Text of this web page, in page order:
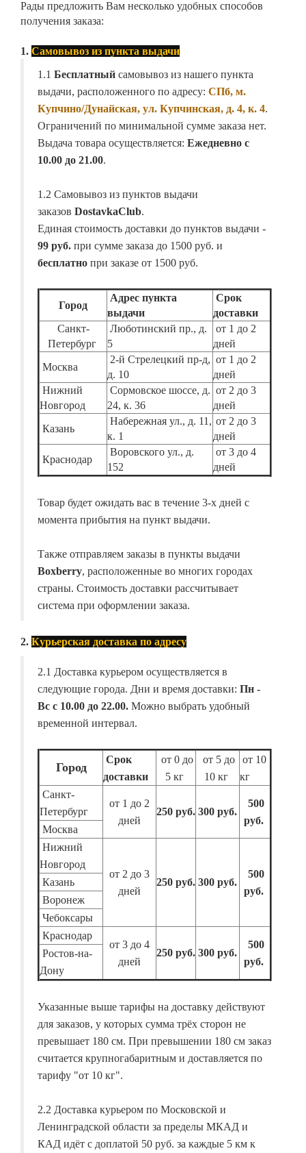
Рады предложить Вам несколько удобных способов
получения заказа:
1. Самовывоз из пункта выдачи
1.1 Бесплатный самовывоз из нашего пункта
выдачи, расположенного по адресу: СПб, м.
Купчино/Дунайская, ул. Купчинская, д. 4, к. 4.
Ограничений по минимальной сумме заказа нет.
Выдача товара осуществляется: Ежедневно с
10.00 до 21.00.
1.2 Самовывоз из пунктов выдачи
заказов DostavkaClub.
Единая стоимость доставки до пунктов выдачи -
99 руб. при сумме заказа до 1500 руб. и
бесплатно при заказе от 1500 руб.
Город
Адрес пункта
выдачи
Срок
доставки
Санкт-
Петербург
Люботинский пр., д.
5
от 1 до 2
дней
Москва
2-й Стрелецкий пр-д,
д. 10
от 1 до 2
дней
Нижний
Новгород
Сормовское шоссе, д.
24, к. 36
от 2 до 3
дней
Казань
Набережная ул., д. 11,
к. 1
от 2 до 3
дней
Краснодар
Воровского ул., д.
152
от 3 до 4
дней
Товар будет ожидать вас в течение 3-х дней с
момента прибытия на пункт выдачи.
Также отправляем заказы в пункты выдачи
Boxberry, расположенные во многих городах
страны. Стоимость доставки рассчитывает
система при оформлении заказа.
2. Курьерская доставка по адресу
2.1 Доставка курьером осуществляется в
следующие города. Дни и время доставки: Пн -
Вс с 10.00 до 22.00. Можно выбрать удобный
временной интервал.
Город
Срок
доставки
от 0 до
5 кг
от 5 до
10 кг
от 10
кг
Санкт-
Петербург
от 1 до 2
дней
250 руб. 300 руб.
500
руб.
Москва
Нижний
Новгород
от 2 до 3
дней
250 руб. 300 руб.
500
руб.
Казань
Воронеж
Чебоксары
Краснодар
от 3 до 4
дней
250 руб. 300 руб.
500
руб.
Ростов-на-
Дону
Указанные выше тарифы на доставку действуют
для заказов, у которых сумма трёх сторон не
превышает 180 см. При превышении 180 см заказ
считается крупногабаритным и доставляется по
тарифу "от 10 кг".
2.2 Доставка курьером по Московской и
Ленинградской области за пределы МКАД и
КАД идёт с доплатой 50 руб. за каждые 5 км к